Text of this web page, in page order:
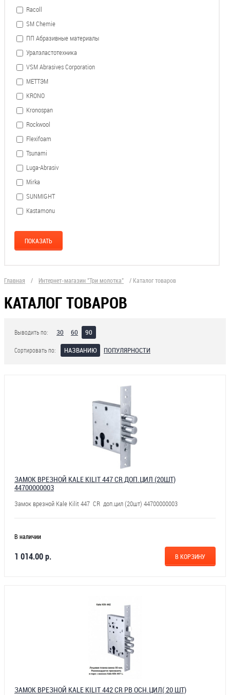
Racoll
SM Chemie
ПП Абразивные материалы
Уралэластотехника
VSM Abrasives Corporation
МЕТТЭМ
KRONO
Kronospan
Rockwool
Flexifoam
Tsunami
Luga-Abrasiv
Mirka
SUNMIGHT
Kastamonu
Главная / Интернет-магазин "Три молотка" / Каталог товаров
КАТАЛОГ ТОВАРОВ
Выводить по: 30 60 90
Сортировать по: НАЗВАНИЮ ПОПУЛЯРНОСТИ
ЗАМОК ВРЕЗНОЙ KALE KILIT 447 CR ДОП.ЦИЛ (20ШТ)
44700000003
Замок врезной Kale Kilit 447 CR доп.цил (20шт) 44700000003
В наличии
1 014.00 р. В КОРЗИНУ
ЗАМОК ВРЕЗНОЙ KALE KILIT 442 CR PB ОСН.ЦИЛ( 20 ШТ)